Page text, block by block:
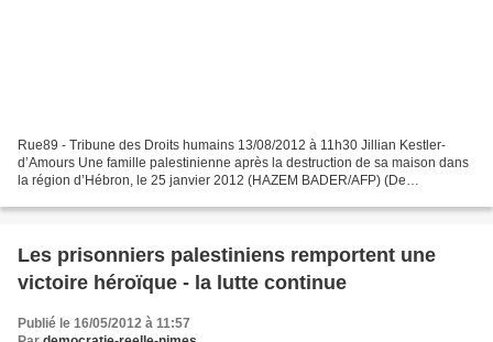
Rue89 - Tribune des Droits humains 13/08/2012 à 11h30 Jillian Kestler-
d’Amours Une famille palestinienne après la destruction de sa maison dans
la région d’Hébron, le 25 janvier 2012 (HAZEM BADER/AFP) (De
Les prisonniers palestiniens remportent une
victoire héroïque - la lutte continue
Publié le 16/05/2012 à 11:57